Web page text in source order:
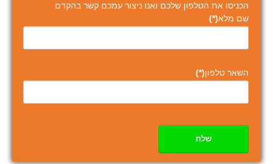
הכניסו את הטלפון שלכם ואנו ניצור עמכם קשר בהקדם
שם מלא(*)
השאר טלפון(*)
שלח